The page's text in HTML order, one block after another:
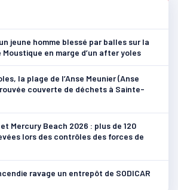
jeune homme blessé par balles sur la
Moustique en marge d’un after yoles
la plage de l’Anse Meunier (Anse
couverte de déchets à Sainte-
Mercury Beach 2026 : plus de 120
lors des contrôles des forces de
ravage un entrepôt de SODICAR